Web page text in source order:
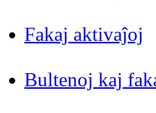
Fakaj aktivaĵoj
Bultenoj kaj